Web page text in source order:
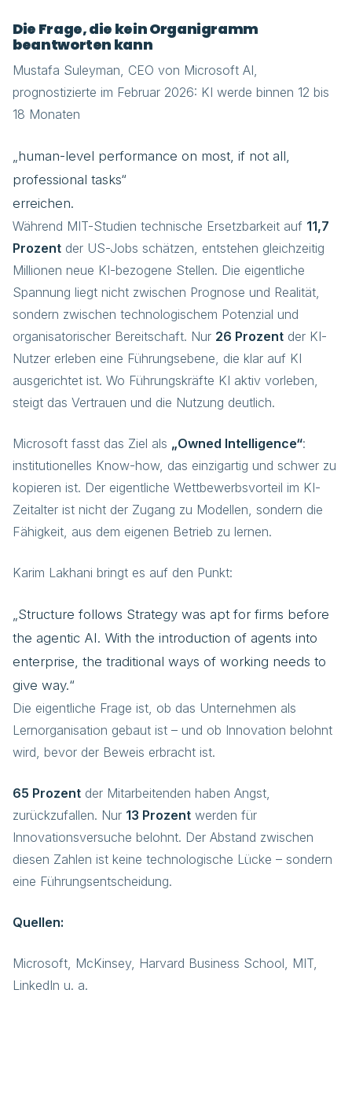
Die Frage, die kein Organigramm
beantworten kann
Mustafa Suleyman, CEO von Microsoft AI,
prognostizierte im Februar 2026: KI werde binnen 12 bis
18 Monaten
„human-level performance on most, if not all,
professional tasks“
erreichen.
Während MIT-Studien technische Ersetzbarkeit auf 11,7
Prozent der US-Jobs schätzen, entstehen gleichzeitig
Millionen neue KI-bezogene Stellen. Die eigentliche
Spannung liegt nicht zwischen Prognose und Realität,
sondern zwischen technologischem Potenzial und
organisatorischer Bereitschaft. Nur 26 Prozent der KI-
Nutzer erleben eine Führungsebene, die klar auf KI
ausgerichtet ist. Wo Führungskräfte KI aktiv vorleben,
steigt das Vertrauen und die Nutzung deutlich.
Microsoft fasst das Ziel als „Owned Intelligence“:
institutionelles Know-how, das einzigartig und schwer zu
kopieren ist. Der eigentliche Wettbewerbsvorteil im KI-
Zeitalter ist nicht der Zugang zu Modellen, sondern die
Fähigkeit, aus dem eigenen Betrieb zu lernen.
Karim Lakhani bringt es auf den Punkt:
„Structure follows Strategy was apt for firms before
the agentic AI. With the introduction of agents into
enterprise, the traditional ways of working needs to
give way.“
Die eigentliche Frage ist, ob das Unternehmen als
Lernorganisation gebaut ist – und ob Innovation belohnt
wird, bevor der Beweis erbracht ist.
65 Prozent der Mitarbeitenden haben Angst,
zurückzufallen. Nur 13 Prozent werden für
Innovationsversuche belohnt. Der Abstand zwischen
diesen Zahlen ist keine technologische Lücke – sondern
eine Führungsentscheidung.
Quellen:
Microsoft, McKinsey, Harvard Business School, MIT,
LinkedIn u. a.